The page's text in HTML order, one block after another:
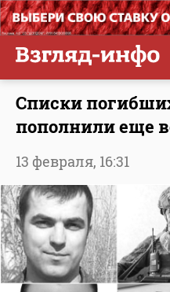
Списки
пополнили еще
13 февраля, 16:31